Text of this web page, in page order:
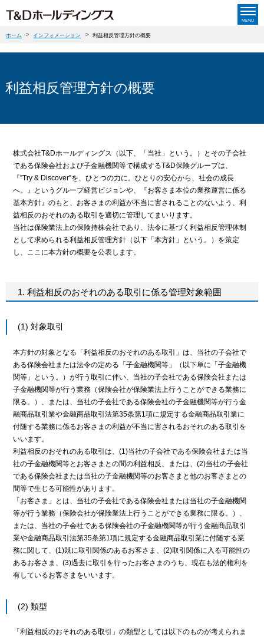
MENU
社長ごあいさつ
グループストラクチャー・ビジネスモデル
グループ会社情報
グループ広告・CM・協賛
グループブランドについて
株主・投資家の皆さま
経営方針
個人投資家の皆さまへ
業績・財務情報
IR資料室
株式関連情報
IRニュース
IRイベント
会社概要
役員一覧
コーポレート・ガバナンス
採用情報
サステナビリティ TOP
トップメッセージ
サステナビリティレポート
サステナビリティに関する基本方針
サステナビリティ推進体制
ニュースリリース
ニュースリリースTOP
ニュースメール配信登録
サイトマップ お問い合わせ
ホーム > インフォメーション > 利益相反管理方針の概要
利益相反管理方針の概要
株式会社T&Dホールディングス（以下、「当社」という。）とその子会社
である保険会社および子金融機関等で構成するT&D保険グループは、
『”Try & Discover”を、ひとつの力に。ひとりの安心から、社会の成長
へ。』というグループ経営ビジョンや、『お客さま本位の業務運営に係る
基本方針』のもと、お客さまの利益が不当に害されることのないよう、利
益相反のおそれのある取引を適切に管理してまいります。
当社は保険業法上の保険持株会社であり、法令に基づく利益相反管理体制
として求められる利益相反管理方針（以下「本方針」という。）を策定
し、ここに本方針の概要を公表します。
1. 利益相反のおそれのある取引に係る管理対象範囲
(1) 対象取引
本方針の対象となる「利益相反のおそれのある取引」は、当社の子会社で
ある保険会社または法令の定める「子金融機関等」（以下単に「子金融機
関等」という。）が行う取引に伴い、当社の子会社である保険会社または
子金融機関等が行う業務（保険会社が保険業法上行うことができる業務に
限る。）、または、当社の子会社である保険会社の子金融機関等が行う金
融商品取引業や金融商品取引法第35条第1項に規定する金融商品取引業に
付随する業務に係るお客さまの利益が不当に害されるおそれのある取引を
いいます。
利益相反のおそれのある取引は、(1)当社の子会社である保険会社または当
社の子金融機関等とお客さまとの間の利益相反、または、(2)当社の子会社
である保険会社または当社の子金融機関等のお客さまと他のお客さまとの
間等で生じる可能性があります。
「お客さま」とは、当社の子会社である保険会社または当社の子金融機関
等が行う業務（保険会社が保険業法上行うことができる業務に限る。）、
または、当社の子会社である保険会社の子金融機関等が行う金融商品取引
業や金融商品取引法第35条第1項に規定する金融商品取引業に付随する業
務に関して、(1)既に取引関係のあるお客さま、(2)取引関係に入る可能性の
あるお客さま、(3)過去に取引を行ったお客さまのうち、現在も法的権利を
有しているお客さまをいいます。
(2) 類型
「利益相反のおそれのある取引」の類型としては以下のものが考えられま